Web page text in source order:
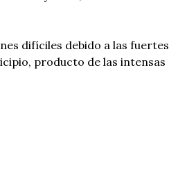
difíciles debido a las fuertes
producto de las intensas